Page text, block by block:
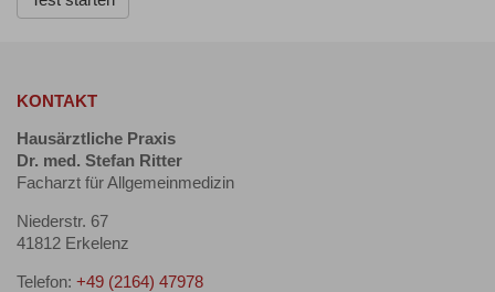
KONTAKT
Hausärztliche Praxis
Dr. med. Stefan Ritter
Facharzt für Allgemeinmedizin
Niederstr. 67
41812 Erkelenz
Telefon: +49 (2164) 47978